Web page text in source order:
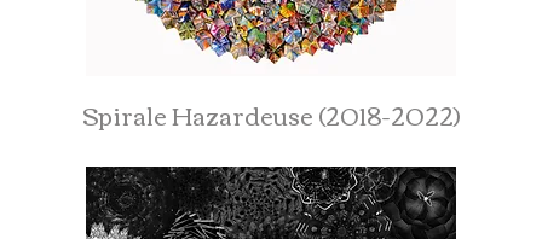
Spirale Hazardeuse (2018-2022)